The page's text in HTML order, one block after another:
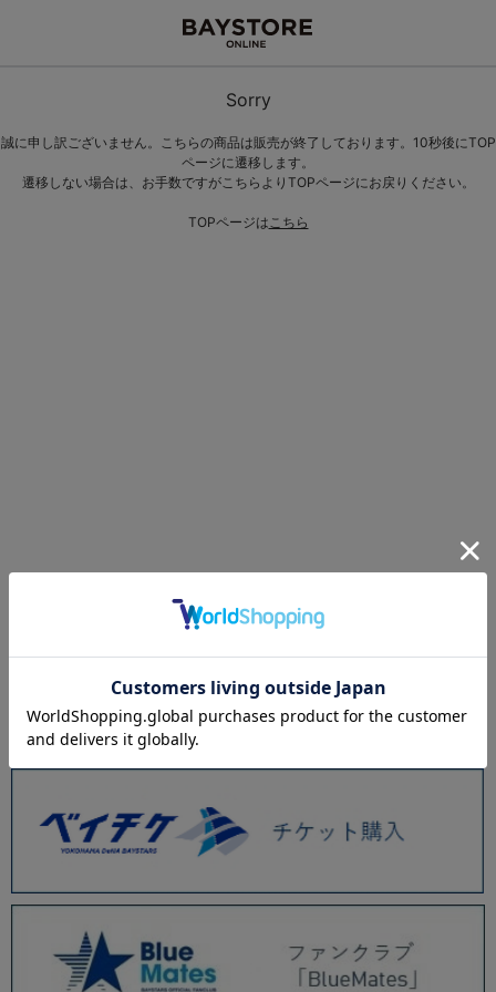
Sorry
誠に申し訳ございません。こちらの商品は販売が終了しております。10秒後にTOP
ページに遷移します。
遷移しない場合は、お手数ですがこちらよりTOPページにお戻りください。
TOPページはこちら